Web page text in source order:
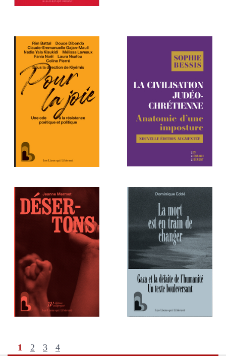
1 2 3 4